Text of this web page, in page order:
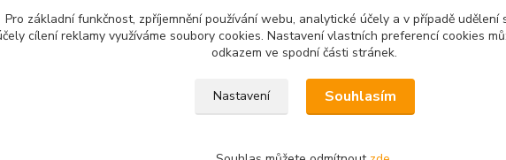
Pro základní funkčnost, zpříjemnění používání webu, analytické účely a v případě udělení
cílení reklamy využíváme soubory cookies. Nastavení vlastních preferencí cookies
odkazem ve spodní části stránek.
Nastavení Souhlasím